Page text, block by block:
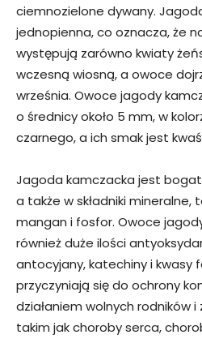
ciemnozielone dywany.
jednopienna, co oznacza, że
występują zarówno kwiaty
wczesną wiosną, a owoce
września. Owoce jagody
o średnicy około 5 mm, w
czarnego, a ich smak jest
Jagoda kamczacka jest
a także w składniki mineralne,
mangan i fosfor. Owoce
również duże ilości
antocyjany, katechiny i kwasy
przyczyniają się do ochrony
działaniem wolnych rodników
takim jak choroby serca,